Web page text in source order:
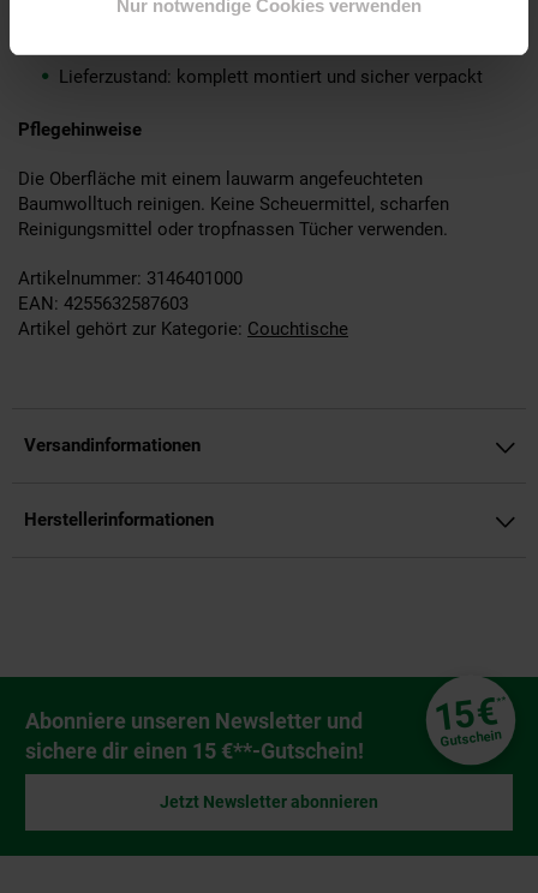
Nur notwendige Cookies verwenden
Lieferzustand: komplett montiert und sicher verpackt
Pflegehinweise
Die Oberfläche mit einem lauwarm angefeuchteten
Baumwolltuch reinigen. Keine Scheuermittel, scharfen
Reinigungsmittel oder tropfnassen Tücher verwenden.
Artikelnummer: 3146401000
EAN: 4255632587603
Artikel gehört zur Kategorie: Couchtische
Versandinformationen
Herstellerinformationen
Newsletter Anmeldung
Abonniere unseren Newsletter und
sichere dir einen 15 €**-Gutschein!
15€**
Gutschein
Jetzt Newsletter abonnieren